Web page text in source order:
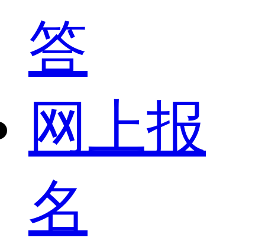
答
网上报
名